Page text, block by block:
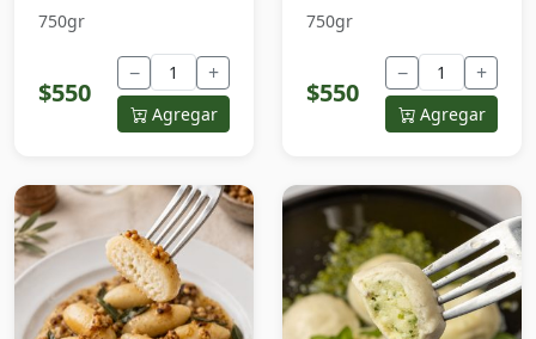
750gr
$550
− +
Agregar
750gr
$550
− +
Agregar